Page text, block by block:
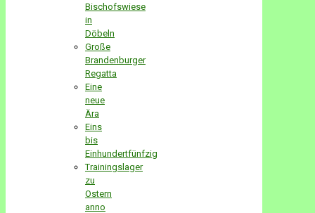
Bischofswiese
in
Döbeln
Große
Brandenburger
Regatta
Eine
neue
Ära
Eins
bis
Einhundertfünfzig
Trainingslager
zu
Ostern
anno